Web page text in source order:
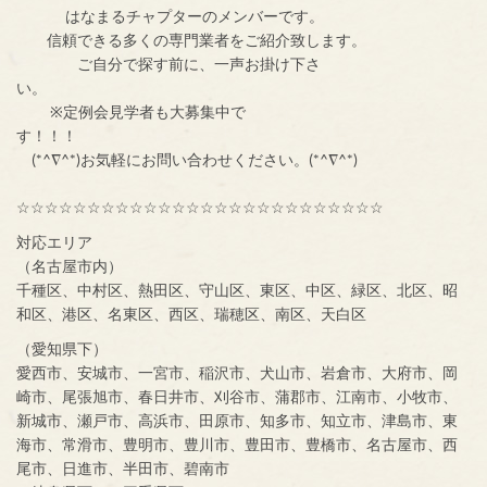
はなまるチャプターのメンバーです。
信頼できる多くの専門業者をご紹介致します。
ご自分で探す前に、一声お掛け下さ
い。
※定例会見学者も大募集中で
す！！！
(*^∇^*)お気軽にお問い合わせください。(*^∇^*)
☆☆☆☆☆☆☆☆☆☆☆☆☆☆☆☆☆☆☆☆☆☆☆☆☆☆
対応エリア
（名古屋市内）
千種区、中村区、熱田区、守山区、東区、中区、緑区、北区、昭
和区、港区、名東区、西区、瑞穂区、南区、天白区
（愛知県下）
愛西市、安城市、一宮市、稲沢市、犬山市、岩倉市、大府市、岡
崎市、尾張旭市、春日井市、刈谷市、蒲郡市、江南市、小牧市、
新城市、瀬戸市、高浜市、田原市、知多市、知立市、津島市、東
海市、常滑市、豊明市、豊川市、豊田市、豊橋市、名古屋市、西
尾市、日進市、半田市、碧南市